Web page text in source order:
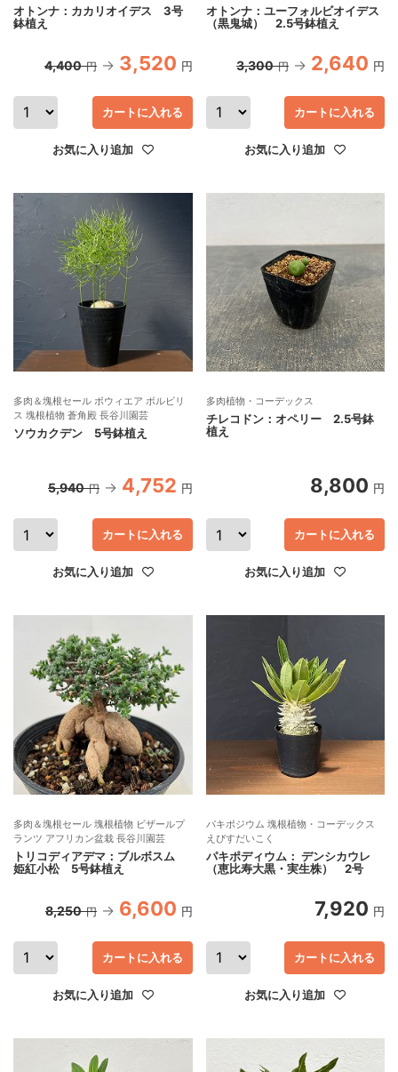
オトンナ：カカリオイデス 3号
鉢植え
4,400 円 3,520 円
カートに入れる
お気に入り追加
オトンナ：ユーフォルビオイデス
（黒鬼城） 2.5号鉢植え
3,300 円 2,640 円
カートに入れる
お気に入り追加
多肉＆塊根セール ボウィエア ボルビリ
ス 塊根植物 蒼角殿 長谷川園芸
ソウカクデン 5号鉢植え
5,940 円 4,752 円
カートに入れる
お気に入り追加
多肉植物・コーデックス
チレコドン：オペリー 2.5号鉢
植え
8,800 円
カートに入れる
お気に入り追加
多肉＆塊根セール 塊根植物 ビザールプ
ランツ アフリカン盆栽 長谷川園芸
トリコディアデマ：ブルボスム
姫紅小松 5号鉢植え
8,250 円 6,600 円
カートに入れる
お気に入り追加
パキポジウム 塊根植物・コーデックス
えびすだいこく
パキポディウム： デンシカウレ
（恵比寿大黒・実生株） 2号
7,920 円
カートに入れる
お気に入り追加